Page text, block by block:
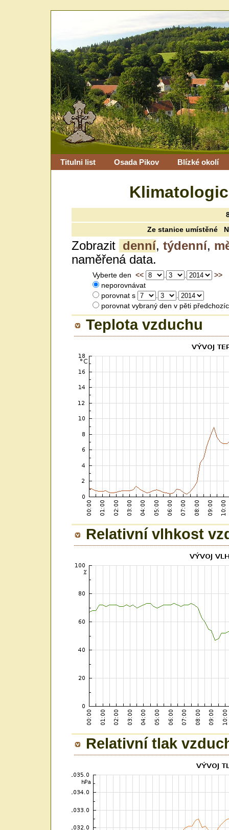
Titulni list Osada Pikov Blízké okolí
Ze stanice umístěné
Zobrazit denní, týdenní,
naměřená data.
Vyberte den <<
>>
neporovnávat
porovnat s
porovnat vybraný den v pěti
Teplota vzduchu
Relativní vlhkost
Relativní tlak